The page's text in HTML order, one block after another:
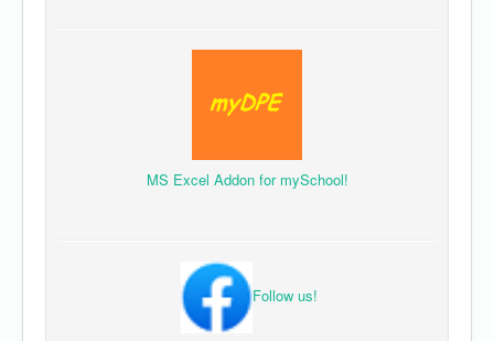
MS Excel Addon for mySchool!
Follow us!